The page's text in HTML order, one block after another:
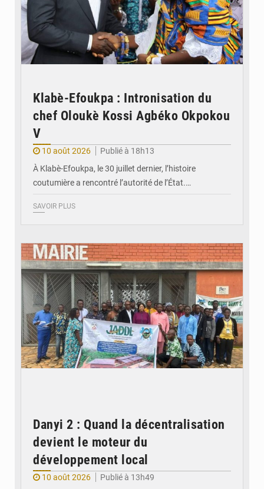
Klabè-Efoukpa : Intronisation du
chef Oloukè Kossi Agbéko Okpokou
V
10 août 2026
Publié à 18h13
À Klabè-Efoukpa, le 30 juillet dernier, l’histoire
coutumière a rencontré l’autorité de l’État.…
SAVOIR PLUS
Danyi 2 : Quand la décentralisation
devient le moteur du
développement local
10 août 2026
Publié à 13h49